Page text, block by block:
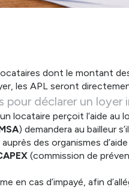
dont le montant
les APL seront
pour déclarer un loyer
locataire perçoit l’aide
) demandera au bailleur
auprès des organismes
(commission de
en cas d’impayé, afin